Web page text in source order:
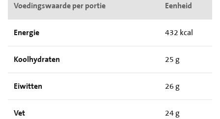
Voedingswaarde per portie Eenheid
Energie 432 kcal
Koolhydraten 25 g
Eiwitten 26 g
Vet 24 g